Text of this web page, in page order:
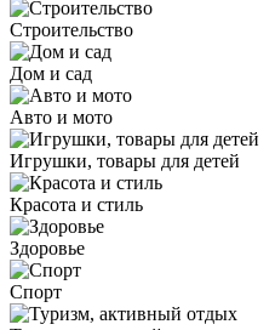
Строительство
Дом и сад
Авто и мото
Игрушки, товары для детей
Красота и стиль
Здоровье
Спорт